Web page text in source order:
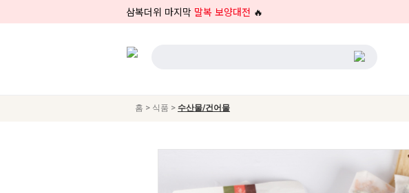
삼복더위 마지막 말복 보양대전 🔥
홈 > 식품 > 수산물/건어물